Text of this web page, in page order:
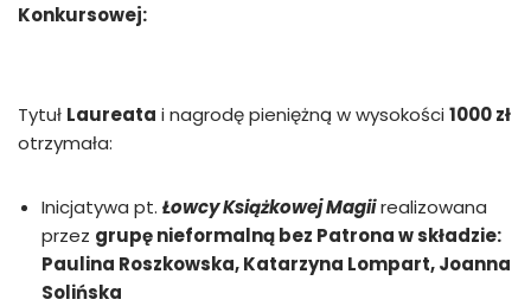
Konkursowej:
Tytuł Laureata i nagrodę pieniężną w wysokości1000 zł
otrzymała:
Inicjatywa pt. Łowcy Książkowej Magiirealizowana
przez grupę nieformalną bez Patrona w składzie:
Paulina Roszkowska, Katarzyna Lompart, Joanna
Solińska